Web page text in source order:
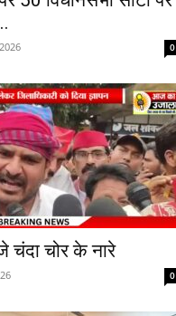
0
चंदा चोर के नारे
0